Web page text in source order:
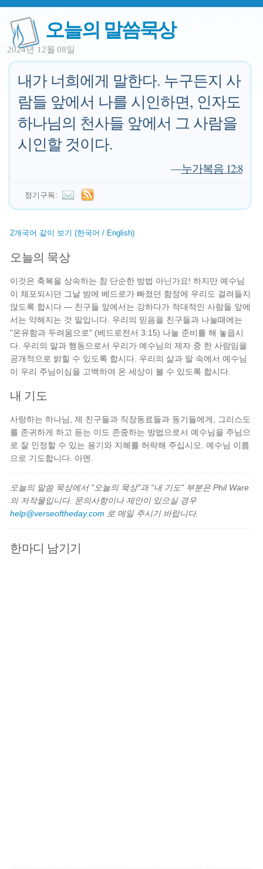
오늘의 말씀묵상
2024년 12월 08일
내가 너희에게 말한다. 누구든지 사
람들 앞에서 나를 시인하면, 인자도
하나님의 천사들 앞에서 그 사람을
시인할 것이다.
—누가복음 12:8
정기구독:
2개국어 같이 보기 (한국어 / English)
오늘의 묵상
이것은 축복을 상속하는 참 단순한 방법 아닌가요! 하지만 예수님
이 체포되시던 그날 밤에 베드로가 빠졌던 함정에 우리도 걸려들지
않도록 합시다 — 친구들 앞에서는 강하다가 적대적인 사람들 앞에
서는 약해지는 것 말입니다. 우리의 믿음을 친구들과 나눌때에는
"온유함과 두려움으로" (베드로전서 3:15) 나눌 준비를 해 놓읍시
다. 우리의 말과 행동으로서 우리가 예수님의 제자 중 한 사람임을
공개적으로 밝힐 수 있도록 합시다. 우리의 삶과 말 속에서 예수님
이 우리 주님이심을 고백하여 온 세상이 볼 수 있도록 합시다.
내 기도
사랑하는 하나님, 제 친구들과 직장동료들과 동기들에게, 그리스도
를 존귀하게 하고 듣는 이도 존중하는 방법으로서 예수님을 주님으
로 잘 인정할 수 있는 용기와 지혜를 허락해 주십시오. 예수님 이름
으로 기도합니다. 아멘.
오늘의 말씀 묵상에서 "오늘의 묵상"과 "내 기도" 부분은 Phil Ware
의 저작물입니다. 문의사항이나 제안이 있으실 경우
help@verseoftheday.com 로 메일 주시기 바랍니다.
한마디 남기기